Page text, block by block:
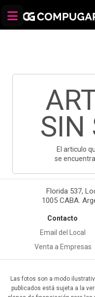
SIN
El articulo
se
Florida 537,
1005 CABA.
Contacto
Email del Local
Venta a Empresas
Las fotos son a modo
publicados está sujeta a la